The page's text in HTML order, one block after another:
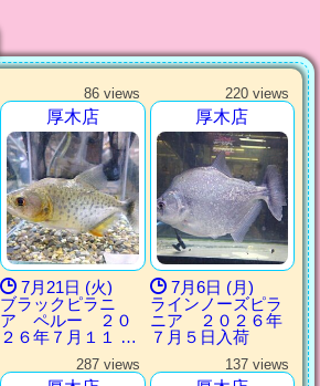
86 views
厚木店
7月21日 (火)
ブラックピラニ
ア ペルー ２０
２６年７月１１ …
220 views
厚木店
7月6日 (月)
ラインノーズピラ
ニア ２０２６年
７月５日入荷
287 views 137 views